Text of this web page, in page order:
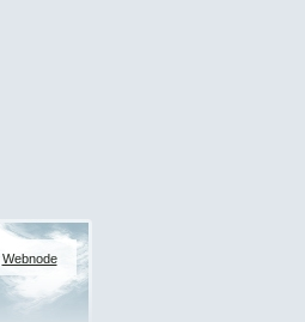
Webnode